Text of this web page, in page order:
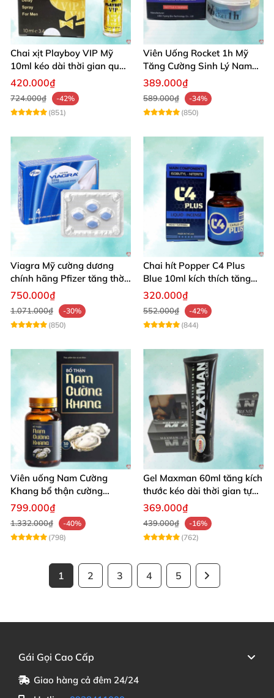
Chai xịt Playboy VIP Mỹ
10ml kéo dài thời gian quan
hệ hiệu quả nhanh
420.000₫
724.000₫
-42%
(851)
Viên Uống Rocket 1h Mỹ
Tăng Cường Sinh Lý Nam
Hỗ Trợ Cương Cứng
389.000₫
589.000₫
-34%
(850)
Viagra Mỹ cường dương
chính hãng Pfizer tăng thời
gian quan hệ nam giới
750.000₫
1.071.000₫
-30%
(850)
Chai hít Popper C4 Plus
Blue 10ml kích thích tăng
khoái cảm giới tính
320.000₫
552.000₫
-42%
(844)
Viên uống Nam Cường
Khang bổ thận cường
dương dài lâu sung mãn
799.000₫
1.332.000₫
-40%
(798)
Gel Maxman 60ml tăng kích
thước kéo dài thời gian tự
nhiên
369.000₫
439.000₫
-16%
(762)
1 2 3 4 5
Gái Gọi Cao Cấp
Giao hàng cả đêm 24/24